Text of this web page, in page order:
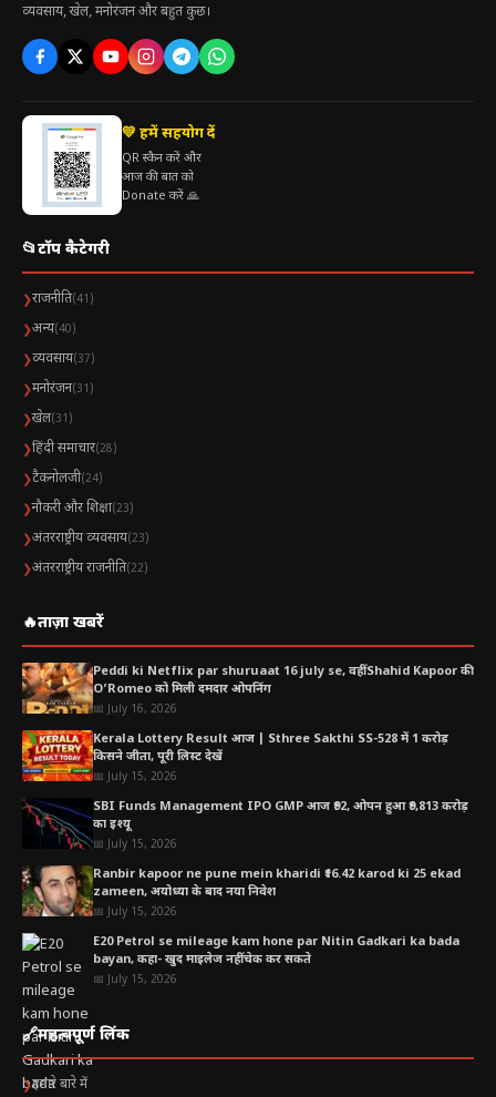
व्यवसाय, खेल, मनोरंजन और बहुत कुछ।
💛 हमें सहयोग दें
QR स्कैन करें और
आज की बात को
Donate करें 🙏
📂टॉप कैटेगरी
❯राजनीति(41)
❯अन्य(40)
❯व्यवसाय(37)
❯मनोरंजन(31)
❯खेल(31)
❯हिंदी समाचार(28)
❯टैकनोलजी(24)
❯नौकरी और शिक्षा(23)
❯अंतरराष्ट्रीय व्यवसाय(23)
❯अंतरराष्ट्रीय राजनीति(22)
🔥ताज़ा खबरें
Peddi ki Netflix par shuruaat 16 july se, वहीं Shahid Kapoor की
O’Romeo को मिली दमदार ओपनिंग
📅 July 16, 2026
Kerala Lottery Result आज | Sthree Sakthi SS-528 में 1 करोड़
किसने जीता, पूरी लिस्ट देखें
📅 July 15, 2026
SBI Funds Management IPO GMP आज ₹92, ओपन हुआ ₹9,813 करोड़
का इश्यू
📅 July 15, 2026
Ranbir kapoor ne pune mein kharidi ₹16.42 karod ki 25 ekad
zameen, अयोध्या के बाद नया निवेश
📅 July 15, 2026
E20 Petrol se mileage kam hone par Nitin Gadkari ka bada
bayan, कहा- खुद माइलेज नहीं चेक कर सकते
📅 July 15, 2026
🔗महत्वपूर्ण लिंक
❯हमारे बारे में